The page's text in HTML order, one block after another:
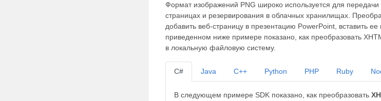
Формат изображений PNG широко используется для
страницах и резервирования в облачных хранилищах.
добавить веб-страницу в презентацию PowerPoint, вставить
приведенном ниже примере показано, как преобразовать
в локальную файловую систему.
C#
В следующем примере SDK показано, как преобразовать
Java C++ Python PHP Ruby